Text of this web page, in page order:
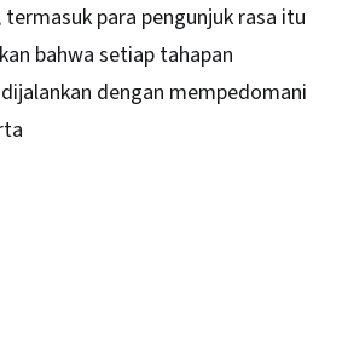
para pengunjuk rasa itu
bahwa setiap tahapan
dengan mempedomani